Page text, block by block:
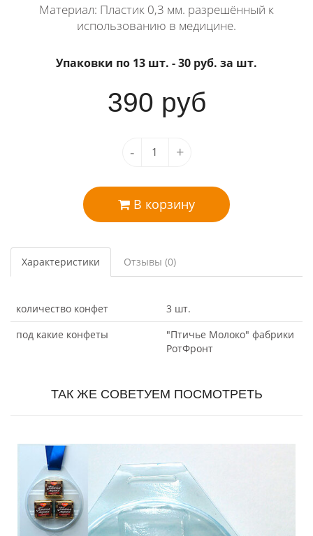
Материал: Пластик 0,3 мм. разрешённый к
использованию в медицине.
Упаковки по 13 шт. - 30 руб. за шт.
390 руб
- +
В корзину
Характеристики Отзывы (0)
количество конфет
3 шт.
под какие конфеты
"Птичье Молоко" фабрики
РотФронт
ТАК ЖЕ СОВЕТУЕМ ПОСМОТРЕТЬ